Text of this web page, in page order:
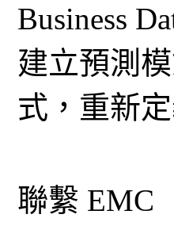
Business
建立預測
式，重新
聯繫 EMC